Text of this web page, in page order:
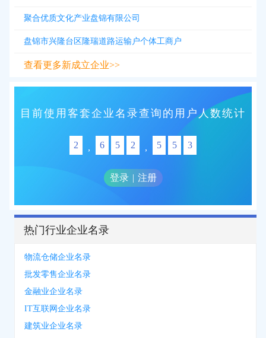
聚合优质文化产业盘锦有限公司
盘锦市兴隆台区隆瑞道路运输户个体工商户
查看更多新成立企业>>
目前使用客套企业名录查询的用户人数统计
2 , 6 5 2 , 5 5 3
登录 | 注册
热门行业企业名录
物流仓储企业名录
批发零售企业名录
金融业企业名录
IT互联网企业名录
建筑业企业名录